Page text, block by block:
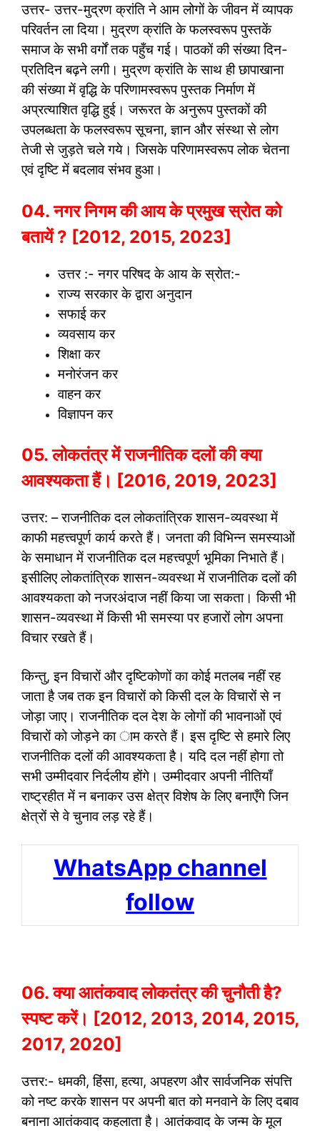
उत्तर- उत्तर-मुद्रण क्रांति ने आम लोगों के जीवन में व्यापक
परिवर्तन ला दिया। मुद्रण क्रांति के फलस्वरूप पुस्तकें
समाज के सभी वर्गों तक पहुँच गई। पाठकों की संख्या दिन-
प्रतिदिन बढ़ने लगी। मुद्रण क्रांति के साथ ही छापाखाना
की संख्या में वृद्धि के परिणामस्वरूप पुस्तक निर्माण में
अप्रत्याशित वृद्धि हुई। जरूरत के अनुरूप पुस्तकों की
उपलब्धता के फलस्वरूप सूचना, ज्ञान और संस्था से लोग
तेजी से जुड़ते चले गये। जिसके परिणामस्वरूप लोक चेतना
एवं दृष्टि में बदलाव संभव हुआ।
04. नगर निगम की आय के प्रमुख स्रोत को
बतायें ? [2012, 2015, 2023]
उत्तर :- नगर परिषद के आय के स्रोत:-
राज्य सरकार के द्वारा अनुदान
सफाई कर
व्यवसाय कर
शिक्षा कर
मनोरंजन कर
वाहन कर
विज्ञापन कर
05. लोकतंत्र में राजनीतिक दलों की क्या
आवश्यकता हैं। [2016, 2019, 2023]
उत्तर: – राजनीतिक दल लोकतांत्रिक शासन-व्यवस्था में
काफी महत्त्वपूर्ण कार्य करते हैं। जनता की विभिन्न समस्याओं
के समाधान में राजनीतिक दल महत्त्वपूर्ण भूमिका निभाते हैं।
इसीलिए लोकतांत्रिक शासन-व्यवस्था में राजनीतिक दलों की
आवश्यकता को नजरअंदाज नहीं किया जा सकता। किसी भी
शासन-व्यवस्था में किसी भी समस्या पर हजारों लोग अपना
विचार रखते हैं।
किन्तु, इन विचारों और दृष्टिकोणों का कोई मतलब नहीं रह
जाता है जब तक इन विचारों को किसी दल के विचारों से न
जोड़ा जाए। राजनीतिक दल देश के लोगों की भावनाओं एवं
विचारों को जोड़ने का ाम करते हैं। इस दृष्टि से हमारे लिए
राजनीतिक दलों की आवश्यकता है। यदि दल नहीं होगा तो
सभी उम्मीदवार निर्दलीय होंगे। उम्मीदवार अपनी नीतियाँ
राष्ट्रहीत में न बनाकर उस क्षेत्र विशेष के लिए बनाएँगे जिन
क्षेत्रों से वे चुनाव लड़ रहे हैं।
WhatsApp channel
follow
06. क्या आतंकवाद लोकतंत्र की चुनौती है?
स्पष्ट करें। [2012, 2013, 2014, 2015,
2017, 2020]
उत्तर:- धमकी, हिंसा, हत्या, अपहरण और सार्वजनिक संपत्ति
को नष्ट करके शासन पर अपनी बात को मनवाने के लिए दबाव
बनाना आतंकवाद कहलाता है। आतंकवाद के जन्म के मूल